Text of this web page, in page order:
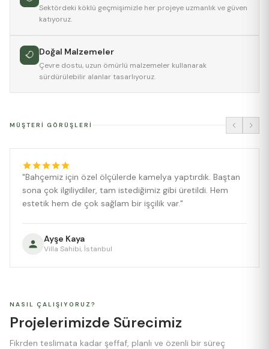
Sektördeki köklü geçmişimizle her projeye uzmanlık ve güven
katıyoruz.
Doğal Malzemeler
Çevre dostu, uzun ömürlü malzemeler kullanarak
sürdürülebilir alanlar tasarlıyoruz.
MÜŞTERI GÖRÜŞLERI
"Bahçemiz için özel ölçülerde kamelya yaptırdık. Baştan
sona çok ilgiliydiler, tam istediğimiz gibi üretildi. Hem
estetik hem de çok sağlam bir işçilik var."
Ayşe Kaya
Villa Sahibi, İstanbul
NASIL ÇALIŞIYORUZ?
Projelerimizde Sürecimiz
Fikrden teslimata kadar şeffaf, planlı ve özenli bir süreç